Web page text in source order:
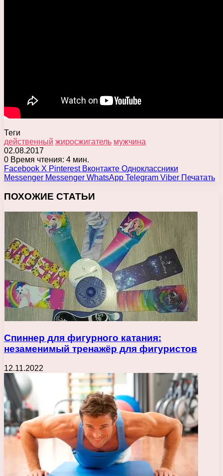
Теги
действенный жиросжигатель мужчина
02.08.2017
0 Время чтения: 4 мин.
Facebook X Pinterest Вконтакте Одноклассники
Messenger Messenger WhatsApp Telegram Viber Печатать
ПОХОЖИЕ СТАТЬИ
Спиннер для фигурного катания:
незаменимый тренажёр для фигуристов
12.11.2022